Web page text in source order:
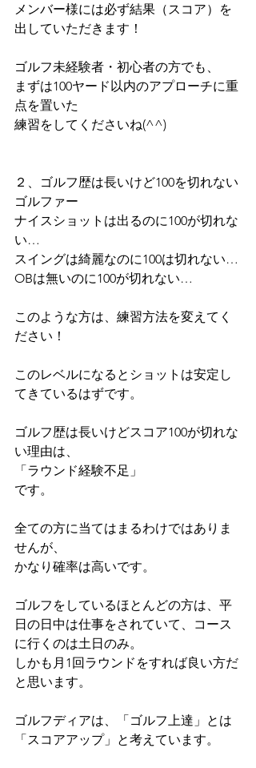
メンバー様には必ず結果（スコア）を
出していただきます！
ゴルフ未経験者・初心者の方でも、
まずは100ヤード以内のアプローチに重
点を置いた
練習をしてくださいね(^^)
２、ゴルフ歴は長いけど100を切れない
ゴルファー
ナイスショットは出るのに100が切れな
い…
スイングは綺麗なのに100は切れない…
OBは無いのに100が切れない…
このような方は、練習方法を変えてく
ださい！
このレベルになるとショットは安定し
てきているはずです。
ゴルフ歴は長いけどスコア100が切れな
い理由は、
「ラウンド経験不足」
です。
全ての方に当てはまるわけではありま
せんが、
かなり確率は高いです。
ゴルフをしているほとんどの方は、平
日の日中は仕事をされていて、コース
に行くのは土日のみ。
しかも月1回ラウンドをすれば良い方だ
と思います。
ゴルフディアは、「ゴルフ上達」とは
「スコアアップ」と考えています。